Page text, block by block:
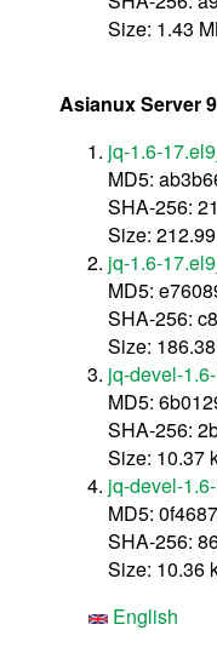
Size: 1.43
Asianux Server
jq-1.6-
MD5:
SHA-256:
Size:
jq-1.6-
MD5:
SHA-256:
Size:
jq-devel-
MD5:
SHA-256:
Size: 10.37
jq-devel-
MD5:
SHA-256:
Size: 10.36
English